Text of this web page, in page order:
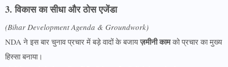
3. विकास का सीधा और ठोस एजेंडा
(Bihar Development Agenda & Groundwork)
NDA ने इस बार चुनाव प्रचार में बड़े वादों के बजायज़मीनी कामको प्रचार का मुख्य
हिस्सा बनाया।